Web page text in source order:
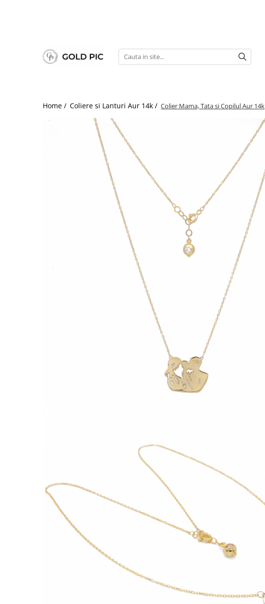
Home / Coliere si Lanturi Aur 14k / Colier Mama, Tata si Copilul Aur 14k